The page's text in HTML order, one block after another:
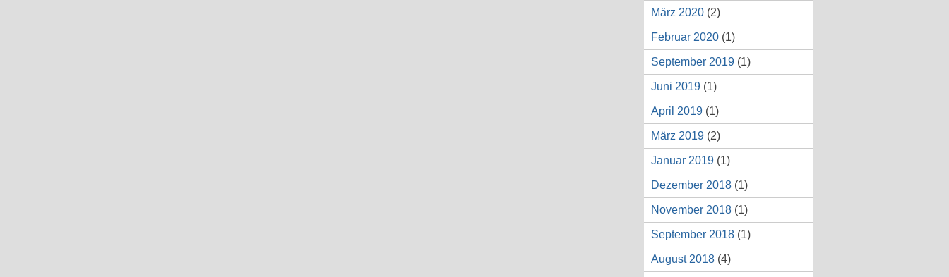
März 2020 (2)
Februar 2020 (1)
September 2019 (1)
Juni 2019 (1)
April 2019 (1)
März 2019 (2)
Januar 2019 (1)
Dezember 2018 (1)
November 2018 (1)
September 2018 (1)
August 2018 (4)